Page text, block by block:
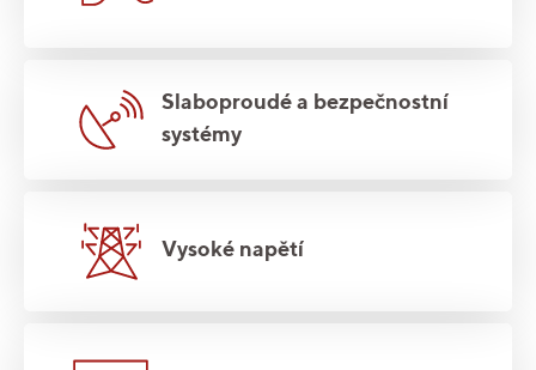
Slaboproudé a bezpečnostní
systémy
Vysoké napětí